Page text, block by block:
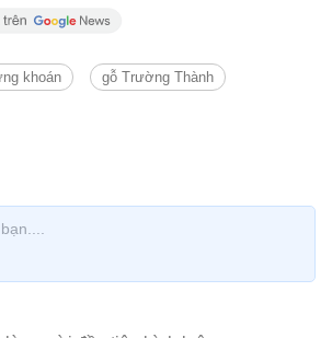
khoán gỗ Trường Thành